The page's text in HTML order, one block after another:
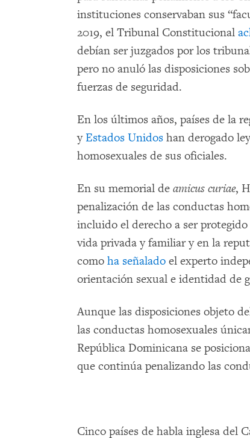
instituciones conservaban sus
2019, el Tribunal Constitucional
debían ser juzgados por los
pero no anuló las disposiciones
fuerzas de seguridad.
En los últimos años, países de la
yEstados Unidos han derogado
homosexuales de sus oficiales.
En su memorial de amicus curiae,
penalización de las conductas
incluido el derecho a ser
vida privada y familiar y en la
como ha señalado el experto
orientación sexual e identidad de
Aunque las disposiciones objeto
las conductas homosexuales
República Dominicana se
que continúa penalizando las
Cinco países de habla inglesa del